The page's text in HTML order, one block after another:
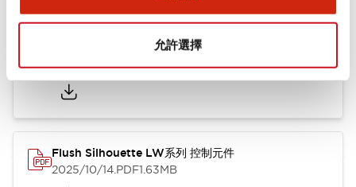
允許選擇
Flush Silhouette LW系列 控制元件 (英文版)
2025/09/19.PDF1.23MB
Flush Silhouette LW系列 控制元件
2025/10/14.PDF1.63MB